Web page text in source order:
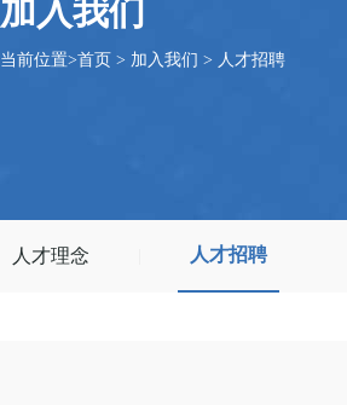
加入我们
当前位置>首页 > 加入我们 > 人才招聘
人才理念 人才招聘